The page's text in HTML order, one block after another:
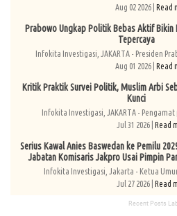
Aug 02 2026 | Read
Prabowo Ungkap Politik Bebas Aktif Bikin
Tepercaya
Infokita Investigasi, JAKARTA - Presiden
Aug 01 2026 | Read
Kritik Praktik Survei Politik, Muslim Arbi
Kunci
Infokita Investigasi, JAKARTA -
Jul 31 2026 | Read
Serius Kawal Anies Baswedan ke Pemilu
Jabatan Komisaris Jakpro Usai Pimpin
Infokita Investigasi, Jakarta - Ketua
Jul 27 2026 | Read
Recent Posts